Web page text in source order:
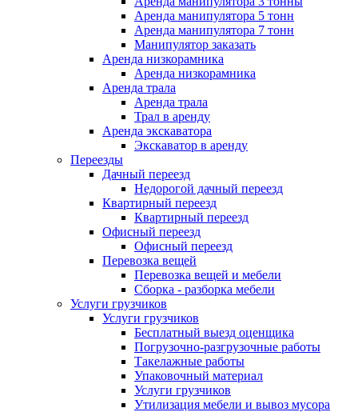
Аренда манипулятора 5 тонн
Аренда манипулятора 7 тонн
Манипулятор заказать
Аренда низкорамника
Аренда низкорамника
Аренда трала
Аренда трала
Трал в аренду
Аренда экскаватора
Экскаватор в аренду
Переезды
Дачный переезд
Недорогой дачный переезд
Квартирный переезд
Квартирный переезд
Офисный переезд
Офисный переезд
Перевозка вещей
Перевозка вещей и мебели
Сборка - разборка мебели
Услуги грузчиков
Услуги грузчиков
Бесплатный выезд оценщика
Погрузочно-разгрузочные работы
Такелажные работы
Упаковочный материал
Услуги грузчиков
Утилизация мебели и вывоз мусора